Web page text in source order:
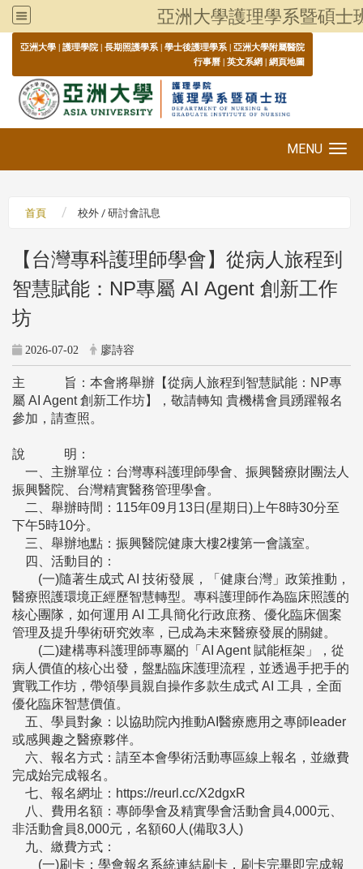
亞洲大學護理學系暨碩士
亞洲大學 | 護理學院 | 長期照護學系 | 學士後護理學系 | 亞洲大學附屬醫院
行事曆 | 英文系網 | 網頁地圖
MENU
首頁 校外 / 研討會訊息
【台灣專科護理師學會】從病人旅程到
智慧賦能：NP專屬 AI Agent 創新工作
坊
2026-07-02 廖詩容
主 旨：本會將舉辦【從病人旅程到智慧賦能：NP專
屬 AI Agent 創新工作坊】，敬請轉知 貴機構會員踴躍報名
參加，請查照。
說 明：
一、主辦單位：台灣專科護理師學會、振興醫療財團法人
振興醫院、台灣精實醫務管理學會。
二、舉辦時間：115年09月13日(星期日)上午8時30分至
下午5時10分。
三、舉辦地點：振興醫院健康大樓2樓第一會議室。
四、活動目的：
(一)隨著生成式 AI 技術發展，「健康台灣」政策推動，
醫療照護環境正經歷智慧轉型。專科護理師作為臨床照護的
核心團隊，如何運用 AI 工具簡化行政庶務、優化臨床個案
管理及提升學術研究效率，已成為未來醫療發展的關鍵。
(二)建構專科護理師專屬的「AI Agent 賦能框架」，從
病人價值的核心出發，盤點臨床護理流程，並透過手把手的
實戰工作坊，帶領學員親自操作多款生成式 AI 工具，全面
優化臨床智慧價值。
五、學員對象：以協助院內推動AI醫療應用之專師leader
或感興趣之醫療夥伴。
六、報名方式：請至本會學術活動專區線上報名，並繳費
完成始完成報名。
七、報名網址：https://reurl.cc/X2dgxR
八、費用名額：專師學會及精實學會活動會員4,000元、
非活動會員8,000元，名額60人(備取3人)
九、繳費方式：
(一)刷卡：學會報名系統連結刷卡，刷卡完畢即完成報